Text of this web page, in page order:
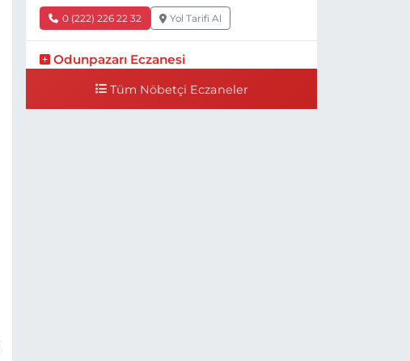
0 (222) 226 22 32 Yol Tarifi Al
Odunpazarı Eczanesi
NO:21 E TIP FAKÜLTESİ KARŞISI
Tüm Nöbetçi Eczaneler